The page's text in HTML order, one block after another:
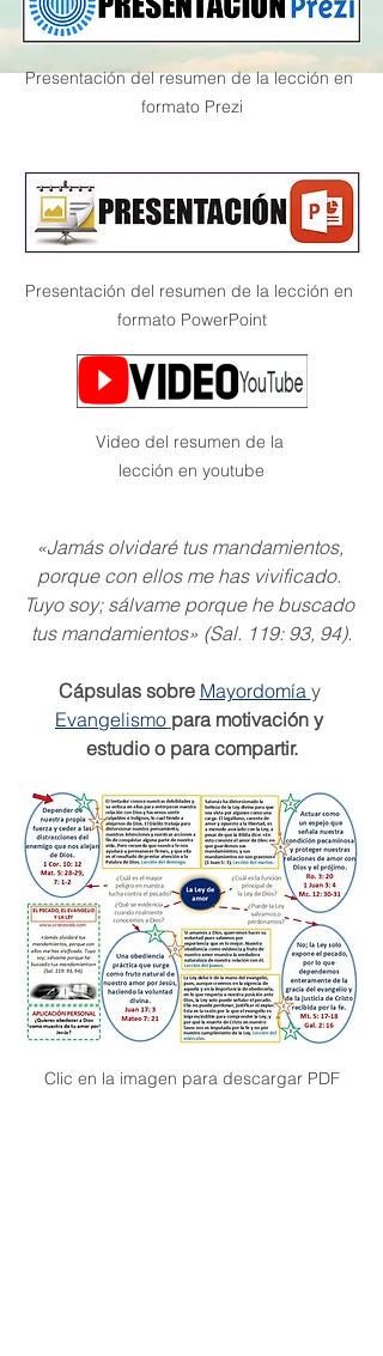
Presentación del resumen de la lección en
formato Prezi
Presentación del resumen de la lección en
formato PowerPoint
Video del resumen de la
lección en youtube
«Jamás olvidaré tus mandamientos,
porque con ellos me has vivificado.
Tuyo soy; sálvame porque he buscado
tus mandamientos» (Sal. 119: 93, 94).
Cápsulas sobre Mayordomía y
Evangelismo para motivación y
estudio o para compartir.
Clic en la imagen para descargar PDF